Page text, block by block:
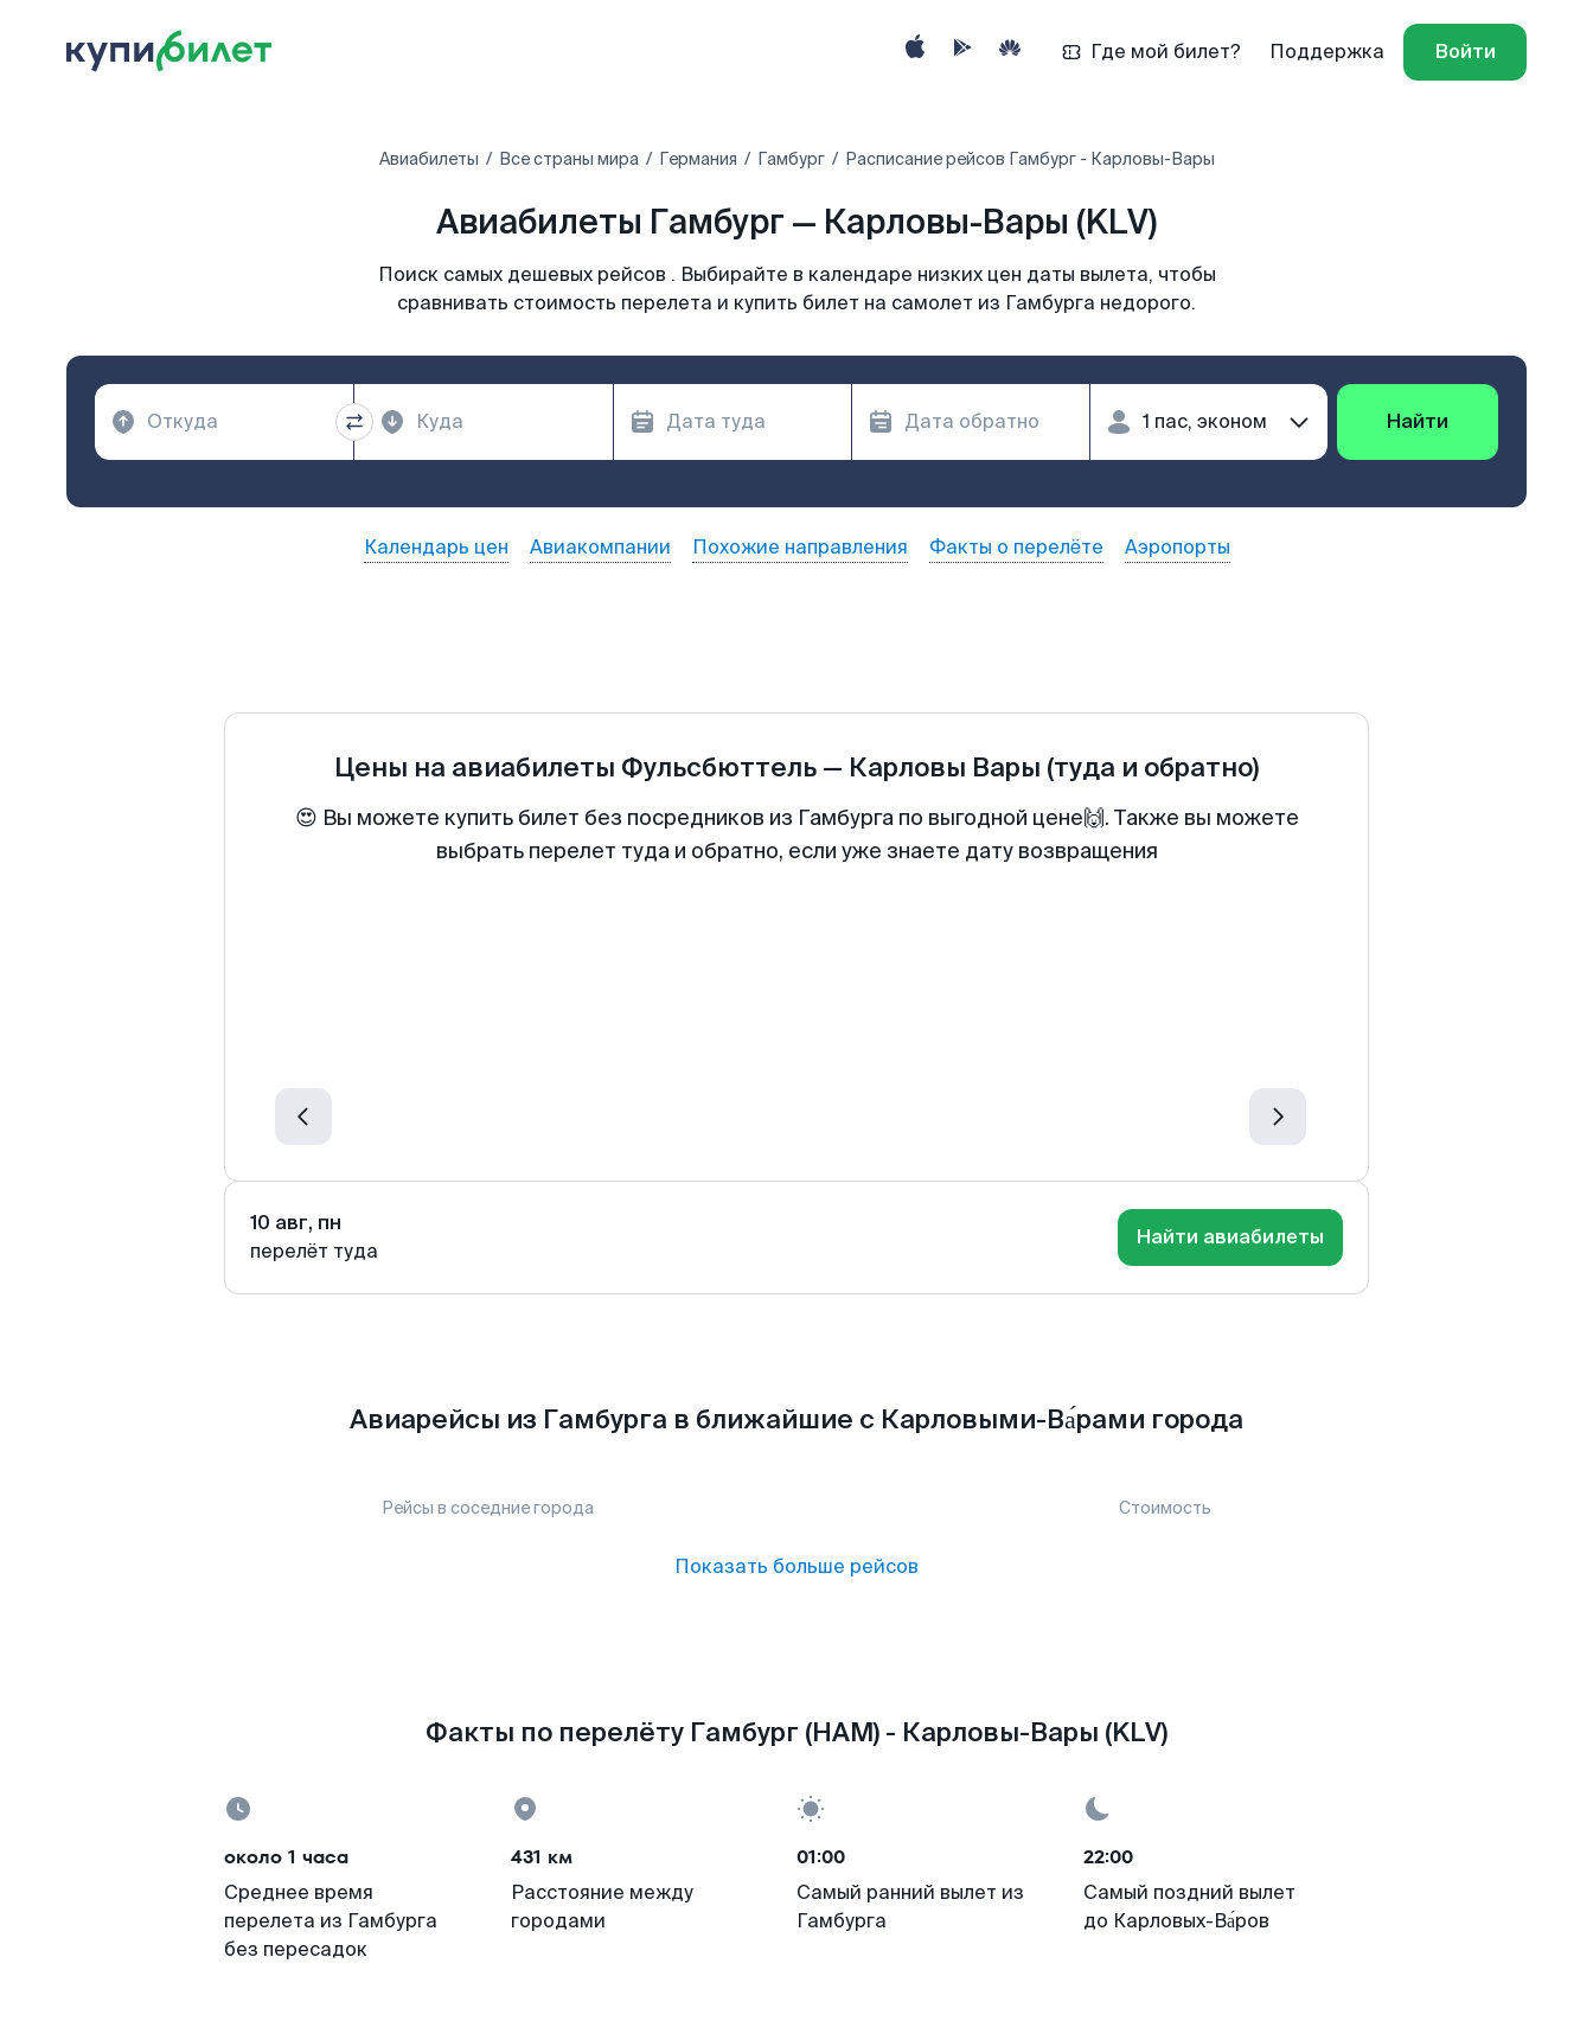
Где мой билет? Поддержка Войти
Авиабилеты Все страны мира Германия Гамбург Расписание рейсов Гамбург - Карловы-Вары
Авиабилеты Гамбург — Карловы-Вары (KLV)
Поиск самых дешевых рейсов . Выбирайте в календаре низких цен даты вылета, чтобы
сравнивать стоимость перелета и купить билет на самолет из Гамбурга недорого.
Найти
Календарь цен Авиакомпании Похожие направления Факты о перелёте Аэропорты
Цены на авиабилеты Фульсбюттель — Карловы Вары (туда и обратно)
😍 Вы можете купить билет без посредников из Гамбурга по выгодной цене🙌. Также вы можете
выбрать перелет туда и обратно, если уже знаете дату возвращения
10 авг, пн
перелёт туда
Найти авиабилеты
Авиарейсы из Гамбурга в ближайшие с Карловыми-Ва́рами города
Рейсы в соседние города Стоимость
Показать больше рейсов
Факты по перелёту Гамбург (HAM) - Карловы-Вары (KLV)
около 1 часа
Среднее время
перелета из Гамбурга
без пересадок
431 км
Расстояние между
городами
01:00
Самый ранний вылет из
Гамбурга
22:00
Самый поздний вылет
до Карловых-Ва́ров